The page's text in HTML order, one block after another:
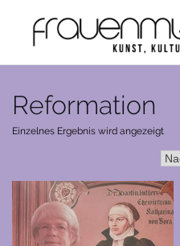
springen
Reformation
Einzelnes Ergebnis wird angezeigt